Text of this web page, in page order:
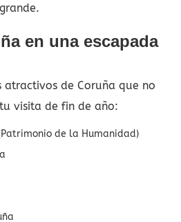
en una escapada
atractivos de Coruña que no
visita de fin de año:
de la Humanidad)